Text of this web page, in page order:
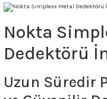
Buluntu Kesesi & Kılıflar
Nokta
Dedektörü
Uzun Süredir